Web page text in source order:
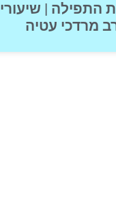
התפילה | שיעורי
מרדכי עטיה